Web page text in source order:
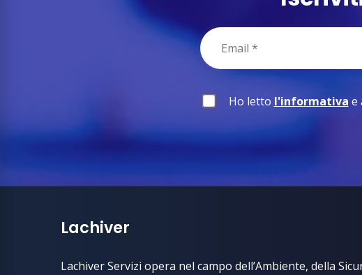
Ho letto l'informativa e
Lachiver
Lachiver Servizi opera nel campo dell’Ambiente, della